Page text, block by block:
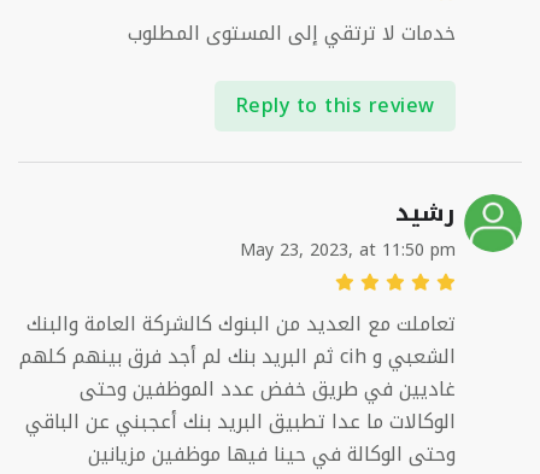
خدمات لا ترتقي إلى المستوى المطلوب
Reply to this review
رشيد
May 23, 2023, at 11:50 pm
تعاملت مع العديد من البنوك كالشركة العامة والبنك
الشعبي و cih ثم البريد بنك لم أجد فرق بينهم كلهم
غاديين في طريق خفض عدد الموظفين وحتى
الوكالات ما عدا تطبيق البريد بنك أعجبني عن الباقي
وحتى الوكالة في حينا فيها موظفين مزيانين